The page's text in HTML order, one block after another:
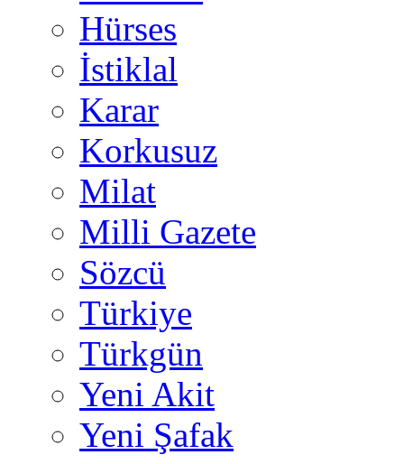
Hürses
İstiklal
Karar
Korkusuz
Milat
Milli Gazete
Sözcü
Türkiye
Türkgün
Yeni Akit
Yeni Şafak